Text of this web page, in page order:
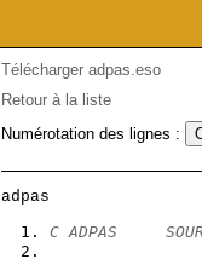
Télécharger adpas.eso
Retour à la liste
Numérotation des lignes :
C ADPAS